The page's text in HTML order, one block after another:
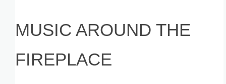
MUSIC AROUND THE
FIREPLACE